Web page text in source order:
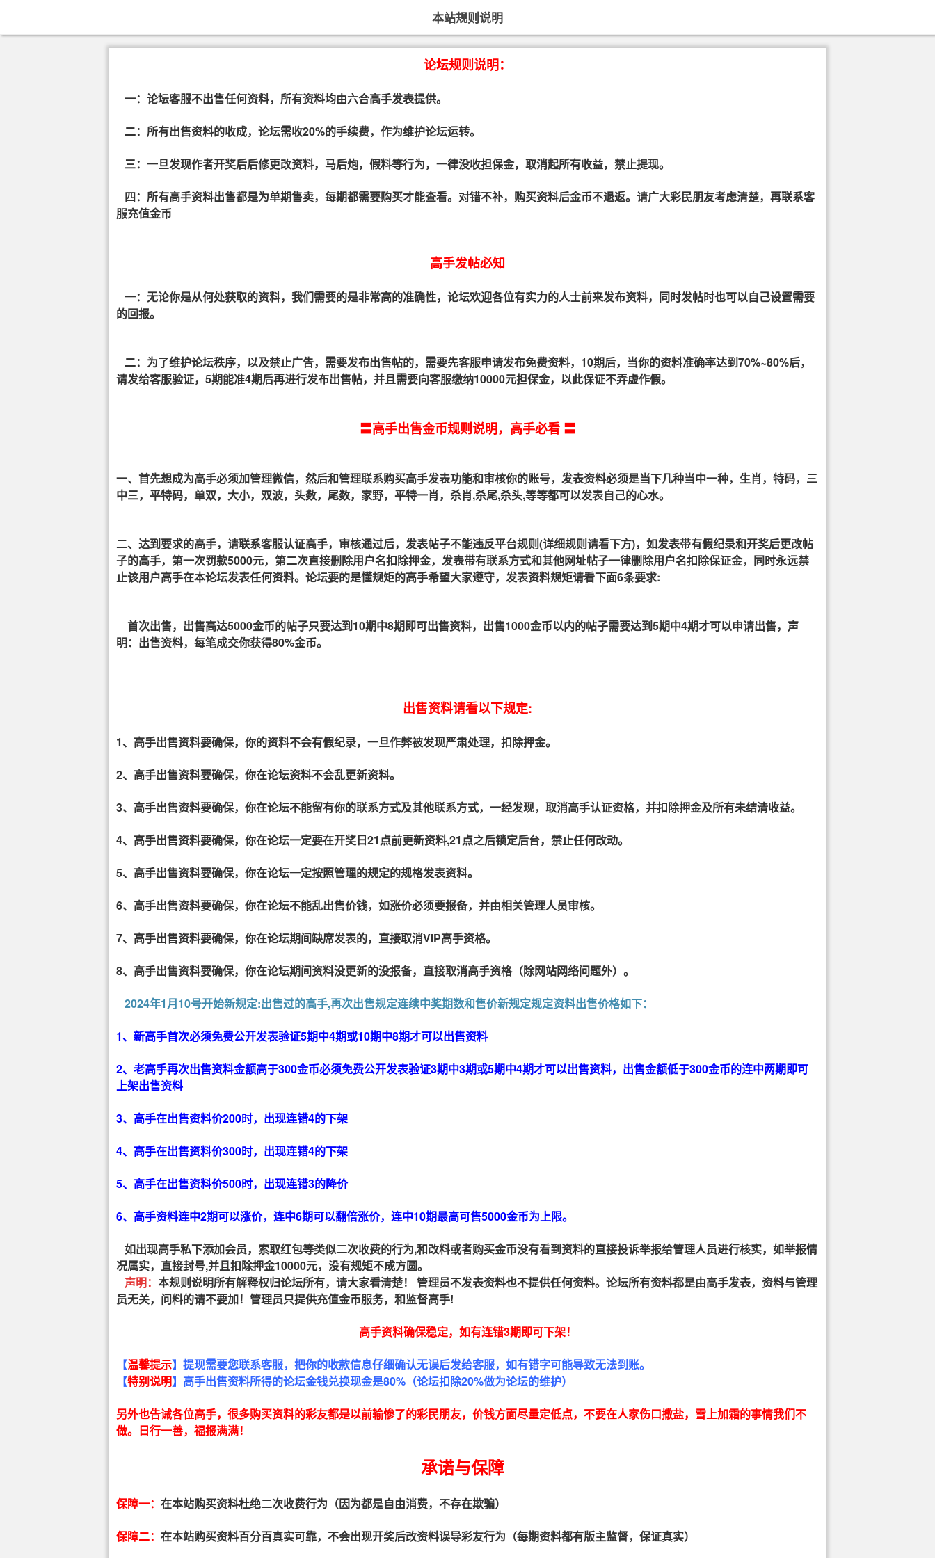
本站规则说明
论坛规则说明：
一：论坛客服不出售任何资料，所有资料均由六合高手发表提供。
二：所有出售资料的收成，论坛需收20%的手续费，作为维护论坛运转。
三：一旦发现作者开奖后后修更改资料，马后炮，假料等行为，一律没收担保金，取消起所有收益，禁止提现。
四：所有高手资料出售都是为单期售卖，每期都需要购买才能查看。对错不补，购买资料后金币不退返。请广大彩民朋友考虑清楚，再联系客
服充值金币
高手发帖必知
一：无论你是从何处获取的资料，我们需要的是非常高的准确性，论坛欢迎各位有实力的人士前来发布资料，同时发帖时也可以自己设置需要
的回报。
二：为了维护论坛秩序，以及禁止广告，需要发布出售帖的，需要先客服申请发布免费资料，10期后，当你的资料准确率达到70%~80%后，
请发给客服验证，5期能准4期后再进行发布出售帖，并且需要向客服缴纳10000元担保金，以此保证不弄虚作假。
〓高手出售金币规则说明，高手必看 〓
一、首先想成为高手必须加管理微信，然后和管理联系购买高手发表功能和审核你的账号，发表资料必须是当下几种当中一种，生肖，特码，三
中三，平特码，单双，大小，双波，头数，尾数，家野，平特一肖，杀肖,杀尾,杀头,等等都可以发表自己的心水。
二、达到要求的高手，请联系客服认证高手，审核通过后，发表帖子不能违反平台规则(详细规则请看下方)，如发表带有假纪录和开奖后更改帖
子的高手，第一次罚款5000元，第二次直接删除用户名扣除押金，发表带有联系方式和其他网址帖子一律删除用户名扣除保证金，同时永远禁
止该用户高手在本论坛发表任何资料。论坛要的是懂规矩的高手希望大家遵守，发表资料规矩请看下面6条要求:
首次出售，出售高达5000金币的帖子只要达到10期中8期即可出售资料，出售1000金币以内的帖子需要达到5期中4期才可以申请出售，声
明：出售资料，每笔成交你获得80%金币。
出售资料请看以下规定:
1、高手出售资料要确保，你的资料不会有假纪录，一旦作弊被发现严肃处理，扣除押金。
2、高手出售资料要确保，你在论坛资料不会乱更新资料。
3、高手出售资料要确保，你在论坛不能留有你的联系方式及其他联系方式，一经发现，取消高手认证资格，并扣除押金及所有未结清收益。
4、高手出售资料要确保，你在论坛一定要在开奖日21点前更新资料,21点之后锁定后台，禁止任何改动。
5、高手出售资料要确保，你在论坛一定按照管理的规定的规格发表资料。
6、高手出售资料要确保，你在论坛不能乱出售价钱，如涨价必须要报备，并由相关管理人员审核。
7、高手出售资料要确保，你在论坛期间缺席发表的，直接取消VIP高手资格。
8、高手出售资料要确保，你在论坛期间资料没更新的没报备，直接取消高手资格（除网站网络问题外）。
2024年1月10号开始新规定:出售过的高手,再次出售规定连续中奖期数和售价新规定规定资料出售价格如下：
1、新高手首次必须免费公开发表验证5期中4期或10期中8期才可以出售资料
2、老高手再次出售资料金额高于300金币必须免费公开发表验证3期中3期或5期中4期才可以出售资料，出售金额低于300金币的连中两期即可
上架出售资料
3、高手在出售资料价200时，出现连错4的下架
4、高手在出售资料价300时，出现连错4的下架
5、高手在出售资料价500时，出现连错3的降价
6、高手资料连中2期可以涨价，连中6期可以翻倍涨价，连中10期最高可售5000金币为上限。
如出现高手私下添加会员，索取红包等类似二次收费的行为,和改料或者购买金币没有看到资料的直接投诉举报给管理人员进行核实，如举报情
况属实，直接封号,并且扣除押金10000元，没有规矩不成方圆。
声明： 本规则说明所有解释权归论坛所有，请大家看清楚！ 管理员不发表资料也不提供任何资料。论坛所有资料都是由高手发表，资料与管理
员无关，问料的请不要加！管理员只提供充值金币服务，和监督高手!
高手资料确保稳定，如有连错3期即可下架！
【温馨提示】提现需要您联系客服，把你的收款信息仔细确认无误后发给客服，如有错字可能导致无法到账。
【特别说明】高手出售资料所得的论坛金钱兑换现金是80%（论坛扣除20%做为论坛的维护）
另外也告诫各位高手，很多购买资料的彩友都是以前输惨了的彩民朋友，价钱方面尽量定低点，不要在人家伤口撒盐，雪上加霜的事情我们不
做。日行一善，福报满满！
承诺与保障
保障一： 在本站购买资料杜绝二次收费行为（因为都是自由消费，不存在欺骗）
保障二： 在本站购买资料百分百真实可靠，不会出现开奖后改资料误导彩友行为（每期资料都有版主监督，保证真实）